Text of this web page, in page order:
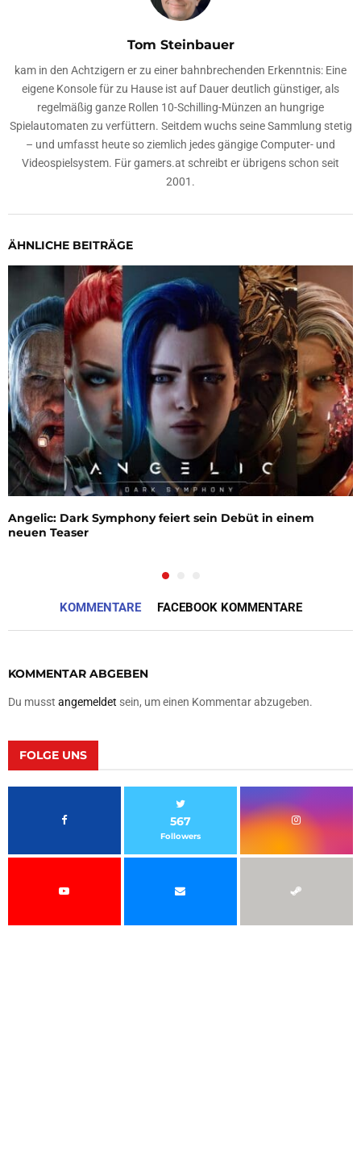
Tom Steinbauer
kam in den Achtzigern er zu einer bahnbrechenden Erkenntnis: Eine
eigene Konsole für zu Hause ist auf Dauer deutlich günstiger, als
regelmäßig ganze Rollen 10-Schilling-Münzen an hungrige
Spielautomaten zu verfüttern. Seitdem wuchs seine Sammlung stetig
– und umfasst heute so ziemlich jedes gängige Computer- und
Videospielsystem. Für gamers.at schreibt er übrigens schon seit
2001.
ÄHNLICHE BEITRÄGE
Angelic: Dark Symphony feiert sein Debüt in einem
neuen Teaser
KOMMENTARE FACEBOOK KOMMENTARE
KOMMENTAR ABGEBEN
Du musst angemeldet sein, um einen Kommentar abzugeben.
FOLGE UNS
567
Followers